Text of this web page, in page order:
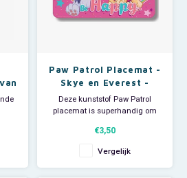
-
Paw Patrol Placemat -
Skye en Everest -
Happy
Deze kunststof Paw Patrol
placemat is superhandig om
je ontbijt, lunch of avondeten.
De stevige plastic Nickelodeon
placemat heeft een print met
Skye en Everest. Afmeting: ca 43
€3,50
Vergelijk